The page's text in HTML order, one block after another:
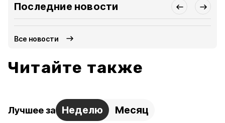
Последние новости
Все новости
Читайте также
Лучшее за Неделю Месяц